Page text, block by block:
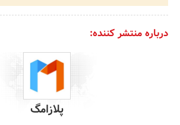
درباره منتشر کننده:
پلازامگ